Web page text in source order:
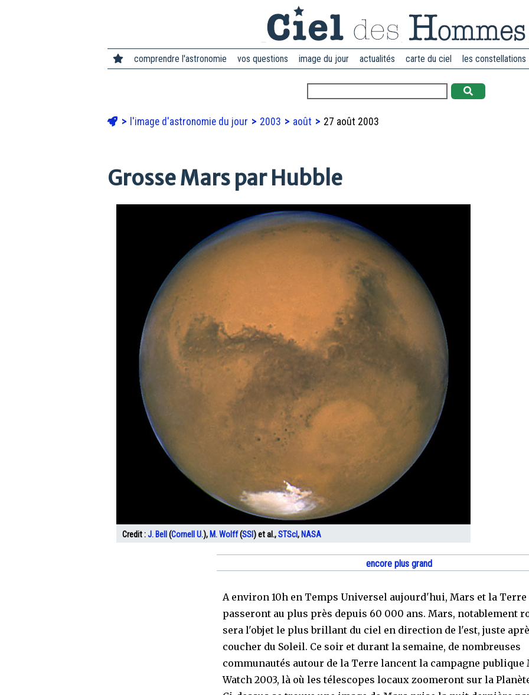
comprendre l'astronomie vos questions image du jour actualités carte du ciel les constellations
l'image d'astronomie du jour 2003 août 27 août 2003
Grosse Mars par Hubble
Credit :J. Bell (Cornell U.), M. Wolff(SSI ) et al.,STScI, NASA
encore plus grand
A environ 10h en Temps Universel aujourd'hui, Mars et la Terre
passeront au plus près depuis 60 000 ans. Mars, notablement
sera l'objet le plus brillant du ciel en direction de l'est, juste
coucher du Soleil. Ce soir et durant la semaine, de nombreuses
communautés autour de la Terre lancent la campagne publique
Watch 2003, là où les télescopes locaux zoomeront sur la